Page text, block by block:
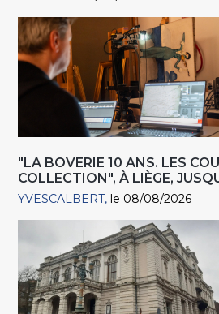
"LA BOVERIE 10 ANS. LES
COLLECTION", À LIÈGE,
YVESCALBERT le 08/08/2026